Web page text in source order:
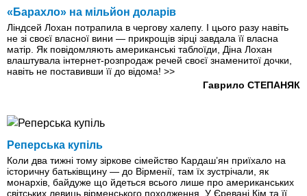
«Барахло» на мільйон доларів
Ліндсей Лохан потрапила в чергову халепу. І цього разу навіть
не зі своєї власної вини — прикрощів зірці завдала її власна
матір. Як повідомляють американські таблоїди, Діна Лохан
влаштувала інтернет-розпродаж речей своєї знаменитої дочки,
навіть не поставивши її до відома! >>
Гаврило СТЕПАНЯК
Реперська купіль
Коли два тижні тому зіркове сімейство Кардаш’ян приїхало на
історичну батьківщину — до Вірменії, там їх зустрічали, як
монархів, байдуже що йдеться всього лише про американських
світських левиць вірменського походження. У Єревані Кім та її